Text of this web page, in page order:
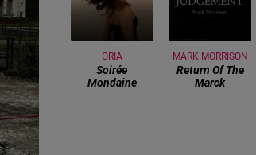
ORIA
Soirée
Mondaine
MARK MORRISON
Return Of The
Marck